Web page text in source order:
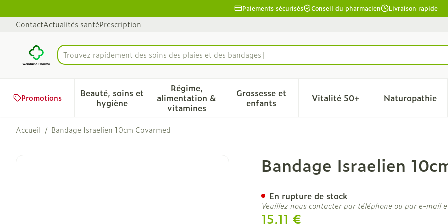
Paiements sécurisés Conseil du pharmacien Livraison rapide
ContactActualités santéPrescription
Rechercher
Trouvez rapidement des soins des plaies et des bandages
Promotions
Beauté, soins et
hygièneAfficher le sous-menu pour la catégorie Beauté, soins et hygiène
Régime,
alimentation &
vitaminesAfficher le sous-menu pour la catégorie Régime, alimentation &
Grossesse et
enfantsAfficher le sous-menu pour la catégorie
Vitalité 50+Afficher le sous-menu pour
Naturopathie
Afficher
Accueil / Bandage Israelien 10cm Covarmed
Bandage Israelien 10cm CovarmedBandage Israelien
15,11 €
En rupture de stock
Veuillez nous contacter par téléphone ou par e-mail